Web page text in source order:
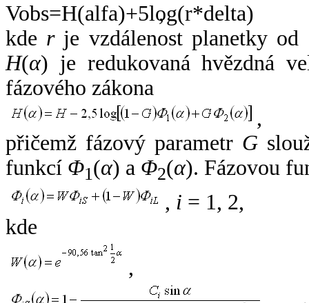
,
kde rje vzdálenost planetky od
H(α) je redukovaná hvězdná
fázového zákona
,
přičemž fázový parametr G
funkcí Φ1(α) a Φ2(α). Fázovou
, i = 1, 2,
kde
,